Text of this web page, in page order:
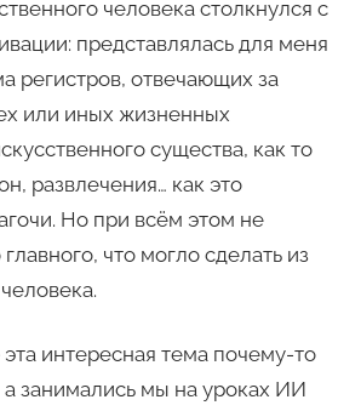
человека столкнулся с
представлялась для меня
регистров, отвечающих за
или иных жизненных
существа, как то
развлечения… как это
Но при всём этом не
что могло сделать из
интересная тема почему-то
занимались мы на уроках ИИ